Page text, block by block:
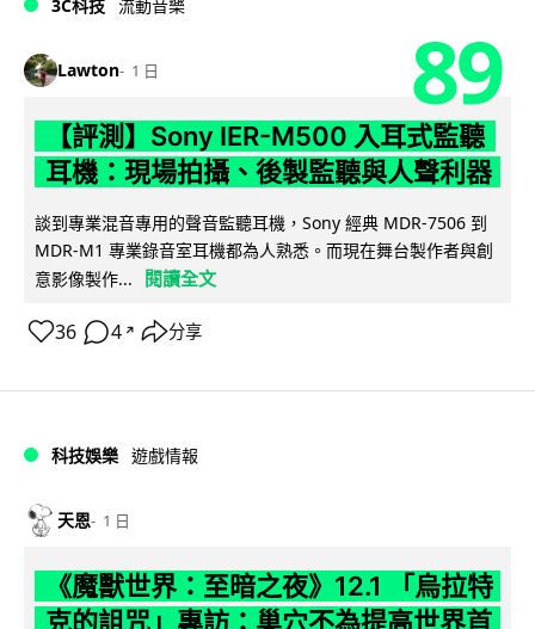
3C科技 流動音樂
Lawton 1 日 89
【評測】Sony IER-M500 入耳式監聽
耳機：現場拍攝、後製監聽與人聲利器
談到專業混音專用的聲音監聽耳機，Sony 經典 MDR-7506 到
MDR-M1 專業錄音室耳機都為人熟悉。而現在舞台製作者與創
意影像製作...
閱讀全文
36 4 ↗ 分享
科技娛樂 遊戲情報
天恩 1 日
《魔獸世界：至暗之夜》12.1 「烏拉特
克的詛咒」專訪：巢穴不為提高世界首